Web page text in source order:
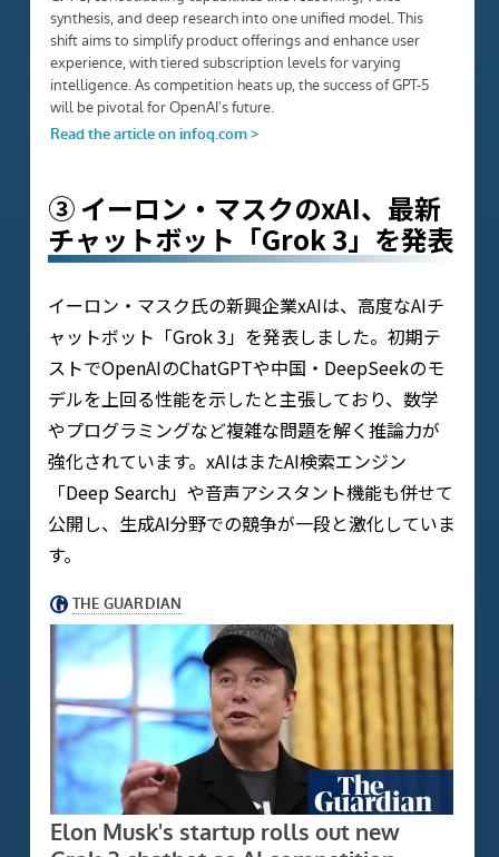
③ イーロン・マスクのxAI、最新
チャットボット「Grok 3」を発表
イーロン・マスク氏の新興企業xAIは、高度なAIチ
ャットボット「Grok 3」を発表しました。初期テ
ストでOpenAIのChatGPTや中国・DeepSeekのモ
デルを上回る性能を示したと主張しており、数学
やプログラミングなど複雑な問題を解く推論力が
強化されています。xAIはまたAI検索エンジン
「Deep Search」や音声アシスタント機能も併せて
公開し、生成AI分野での競争が一段と激化していま
す。